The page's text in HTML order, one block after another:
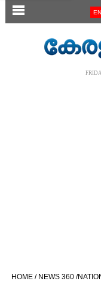
SECTIONS
CINEMA
HOME / NEWS 360 /